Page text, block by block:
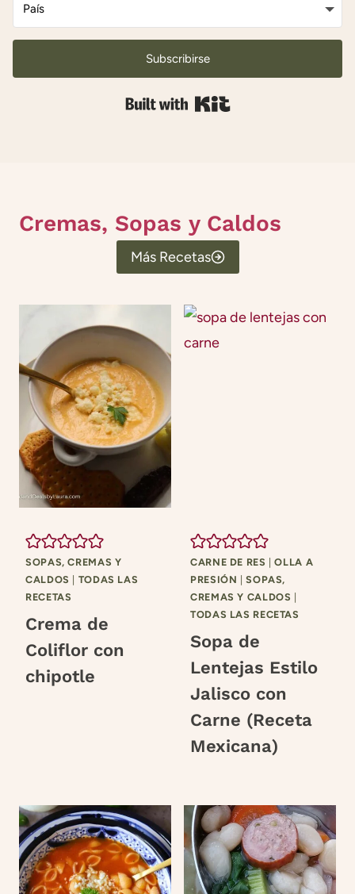
Subscribirse
Built with Kit
Cremas, Sopas y Caldos
Más Recetas
SOPAS, CREMAS Y
CALDOS | TODAS LAS
RECETAS
Crema de
Coliflor con
chipotle
CARNE DE RES |OLLA A
PRESIÓN |SOPAS,
CREMAS Y CALDOS |
TODAS LAS RECETAS
Sopa de
Lentejas Estilo
Jalisco con
Carne (Receta
Mexicana)